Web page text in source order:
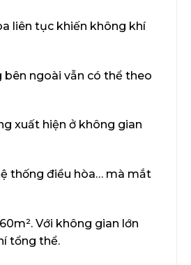
liên tục khiến không khí
ngoài vẫn có thể theo
xuất hiện ở không gian
thống điều hòa… mà mắt
Với không gian lớn
tổng thể.